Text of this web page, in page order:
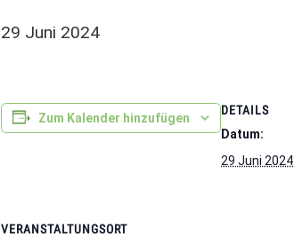
29 Juni 2024
Zum Kalender hinzufügen
DETAILS
Datum:
29 Juni 2024
VERANSTALTUNGSORT